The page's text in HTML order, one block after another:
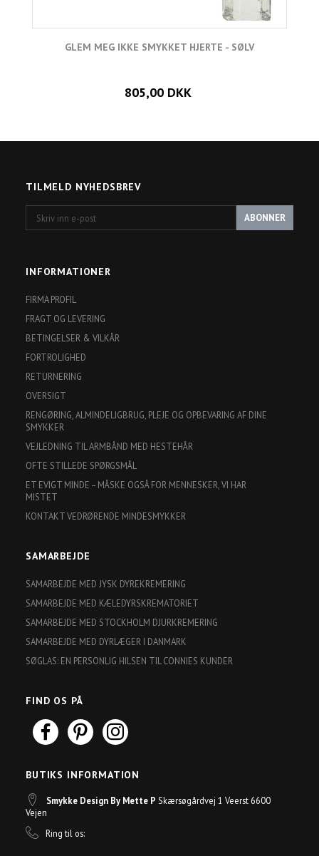
GLEM MEG IKKE SMYKKET HJERTE - SØLV
805,00 DKK
TILMELD NYHEDSBREV
ABONNER
INFORMATIONER
FIRMA PROFIL
FRAGT OG LEVERING
BETINGELSER & VILKÅR
FORTROLIGHED
RETURNERING
OVERSIGT
RENGØRING, ALMINDELIGBRUG, PLEJE OG OPBEVARING AF DINE
SMYKKER
VEJLEDNING TIL ARMBÅND MED HESTEHÅR
OFTE STILLEDE SPØRGSMÅL
ET EVIGT MINDE – MÅSKE OGSÅ FOR MENNESKER, VI HAR
MISTET
KONTAKT VEDRØRENDE MINDESMYKKER
SAMARBEJDE
SAMARBEJDE MED JYSK DYREKREMERING
SAMARBEJDE MED KÆLEDYRSKREMATORIET
SAMARBEJDE MED STOCKHOLM DJURKREMERING
SAMARBEJDE MED DYRLÆGER I DANMARK
SØGLAS: EN PERSONLIG HILSEN TIL CONNIES KUNDER
FIND OS PÅ
BUTIKS INFORMATION
Smykke Design By Mette P Skærsøgårdvej 1 Veerst 6600
Vejen
Ring til os: